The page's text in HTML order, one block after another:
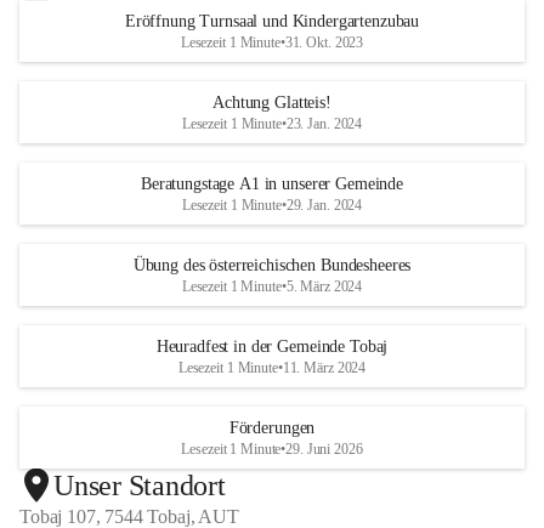
Eröffnung Turnsaal und Kindergartenzubau
Lesezeit 1 Minute•31. Okt. 2023
Achtung Glatteis!
Lesezeit 1 Minute•23. Jan. 2024
Beratungstage A1 in unserer Gemeinde
Lesezeit 1 Minute•29. Jan. 2024
Übung des österreichischen Bundesheeres
Lesezeit 1 Minute•5. März 2024
Heuradfest in der Gemeinde Tobaj
Lesezeit 1 Minute•11. März 2024
Förderungen
Lesezeit 1 Minute•29. Juni 2026
Unser Standort
Tobaj 107, 7544 Tobaj, AUT